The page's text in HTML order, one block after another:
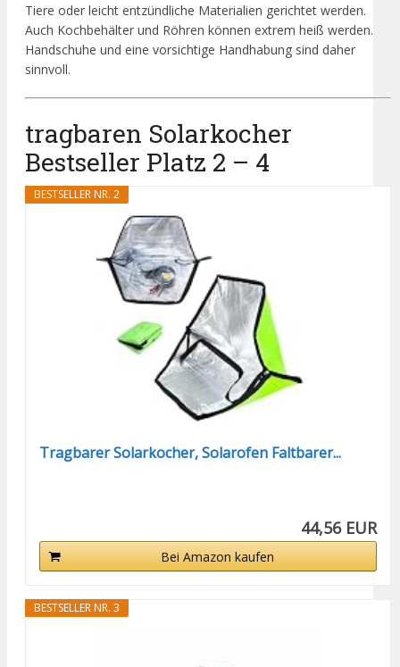
Tiere oder leicht entzündliche Materialien gerichtet werden.
Auch Kochbehälter und Röhren können extrem heiß werden.
Handschuhe und eine vorsichtige Handhabung sind daher
sinnvoll.
tragbaren Solarkocher
Bestseller Platz 2 – 4
BESTSELLER NR. 2
Tragbarer Solarkocher, Solarofen Faltbarer...
44,56 EUR
Bei Amazon kaufen
BESTSELLER NR. 3